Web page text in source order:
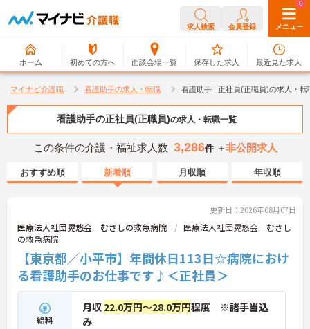
求人検索 会員登録 メニュー
ホーム 初めての方へ 面談会場一覧
0
保存した求人
0
最近見た求人
マイナビ介護職 看護助手の求人・転職 看護助手 | 正社員(正職員)の求人・転
看護助手の正社員(正職員)の求人・転職一覧
この条件の介護・福祉求人数 3,286件 ＋非公開求人
おすすめ順 新着順 月収順 年収順
更新日：2026年08月07日
医療法人社団晃悠会 むさしの救急病院
医療法人社団晃悠会 むさし
の救急病院
【東京都／小平市】年間休日113日☆病院におけ
る看護助手のお仕事です♪＜正社員＞
給料
月収 22.0万円～28.0万円程度 ※諸手当込
み